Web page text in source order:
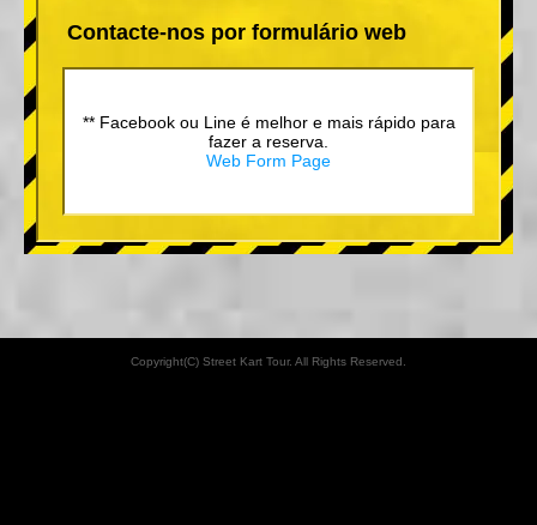
Contacte-nos por formulário web
** Facebook ou Line é melhor e mais rápido para
fazer a reserva.
Web Form Page
Copyright(C) Street Kart Tour. All Rights Reserved.